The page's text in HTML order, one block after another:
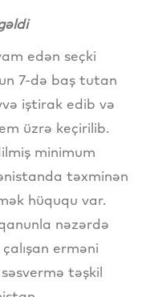
edən seçki
7-də baş tutan
iştirak edib və
üzrə keçirilib.
minimum
təxminən
hüququ var.
nəzərdə
erməni
təşkil